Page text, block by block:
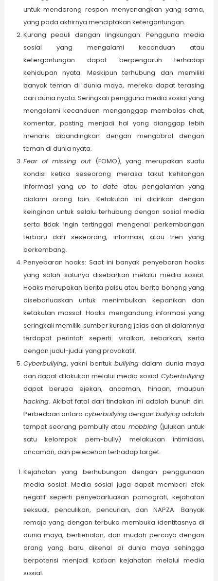
untuk mendorong respon menyenangkan yang sama,
yang pada akhirnya menciptakan ketergantungan.
Kurang peduli dengan lingkungan: Pengguna media
sosial yang mengalami kecanduan atau
ketergantungan dapat berpengaruh terhadap
kehidupan nyata. Meskipun terhubung dan memiliki
banyak teman di dunia maya, mereka dapat terasing
dari dunia nyata. Seringkali pengguna media sosial yang
mengalami kecanduan menganggap membalas chat,
komentar, posting menjadi hal yang dianggap lebih
menarik dibandingkan dengan mengobrol dengan
teman di dunia nyata.
Fear of missing out (FOMO), yang merupakan suatu
kondisi ketika seseorang merasa takut kehilangan
informasi yangup to date atau pengalaman yang
dialami orang lain. Ketakutan ini dicirikan dengan
keinginan untuk selalu terhubung dengan sosial media
serta tidak ingin tertinggal mengenai perkembangan
terbaru dari seseorang, informasi, atau tren yang
berkembang.
Penyebaran hoaks: Saat ini banyak penyebaran hoaks
yang salah satunya disebarkan melalui media sosial.
Hoaks merupakan berita palsu atau berita bohong yang
disebarluaskan untuk menimbulkan kepanikan dan
ketakutan massal. Hoaks mengandung informasi yang
seringkali memiliki sumber kurang jelas dan di dalamnya
terdapat perintah seperti: viralkan, sebarkan, serta
dengan judul-judul yang provokatif.
Cyberbullying, yakni bentuk bullyingdalam dunia maya
dan dapat dilakukan melalui media sosial.Cyberbullying
dapat berupa ejekan, ancaman, hinaan, maupun
hacking. Akibat fatal dari tindakan ini adalah bunuh diri.
Perbedaan antara cyberbullyingdengan bullyingadalah
tempat seorang pembully atau mobbing(julukan untuk
satu kelompok pem-bully) melakukan intimidasi,
ancaman, dan pelecehan terhadap target.
Kejahatan yang berhubungan dengan penggunaan
media sosial: Media sosial juga dapat memberi efek
negatif seperti penyebarluasan pornografi, kejahatan
seksual, penculikan, pencurian, dan NAPZA. Banyak
remaja yang dengan terbuka membuka identitasnya di
dunia maya, berkenalan, dan mudah percaya dengan
orang yang baru dikenal di dunia maya sehingga
berpotensi menjadi korban kejahatan melalui media
sosial.